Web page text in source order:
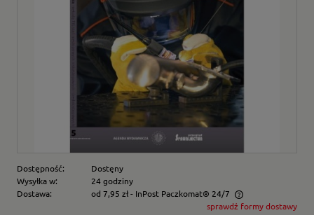
Dostępność:
Dostęny
Wysyłka w:
24 godziny
Dostawa:
od 7,95 zł- InPost Paczkomat® 24/7
Cena nie zawiera ewentualnych kosztów płatnościsprawdź formy dostawy